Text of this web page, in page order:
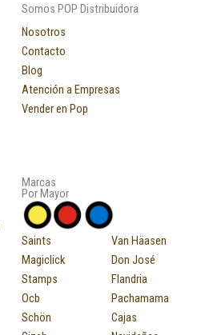
Somos POP Distribuidora
Nosotros
Contacto
Blog
Atención a Empresas
Vender en Pop
Marcas
Por Mayor
Saints
Magiclick
Stamps
Ocb
Schön
Van Häasen
Don José
Flandria
Pachamama
Cajas